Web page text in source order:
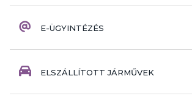
E-ÜGYINTÉZÉS
ELSZÁLLÍTOTT JÁRMŰVEK